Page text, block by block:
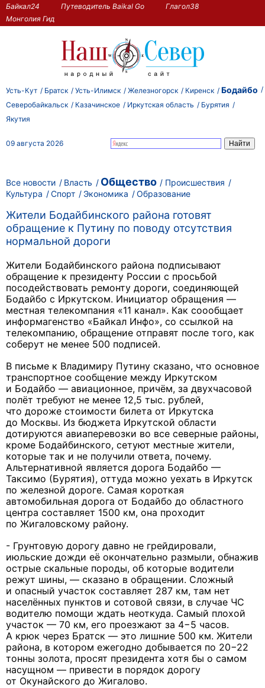
Байкал24 Путеводитель Baikal Go
Глагол38
Монголия Гид
Усть-Кут Братск Усть-Илимск Железногорск Киренск Бодайбо
Северобайкальск Казачинское Иркутская область
Бурятия
Якутия
09 августа 2026
Все новости Власть Общество
Происшествия
Культура
Спорт Экономика Образование
Жители Бодайбинского района готовят
обращение к Путину по поводу отсутствия
нормальной дороги
Жители Бодайбинского района подписывают
обращение к президенту России с просьбой
посодействовать ремонту дороги, соединяющей
Бодайбо с Иркутском. Инициатор обращения —
местная телекомпания «11 канал». Как соообщает
информагенство «Байкал Инфо», со ссылкой на
телекомпанию, обращение отправят после того, как
соберут не менее 500 подписей.
В письме к Владимиру Путину сказано, что основное
транспортное сообщение между Иркутском
и Бодайбо — авиационное, причём, за двухчасовой
полёт требуют не менее 12,5 тыс. рублей,
что дороже стоимости билета от Иркутска
до Москвы. Из бюджета Иркутской области
дотируются авиаперевозки во все северные районы,
кроме Бодайбинского, сетуют местные жители,
которые так и не получили ответа, почему.
Альтернативной является дорога Бодайбо —
Таксимо (Бурятия), оттуда можно уехать в Иркутск
по железной дороге. Самая короткая
автомобильная дорога от Бодайбо до областного
центра составляет 1500 км, она проходит
по Жигаловскому району.
- Грунтовую дорогу давно не грейдировали,
июльские дожди её окончательно размыли, обнажив
острые скальные породы, об которые водители
режут шины, — сказано в обращении. Сложный
и опасный участок составляет 287 км, там нет
населённых пунктов и сотовой связи, в случае ЧС
водителю помощи ждать неоткуда. Самый плохой
участок — 70 км, его проезжают за 4−5 часов.
А крюк через Братск — это лишние 500 км. Жители
района, в котором ежегодно добывается по 20−22
тонны золота, просят президента хотя бы о самом
насущном — привести в порядок дорогу
от Окунайского до Жигалово.